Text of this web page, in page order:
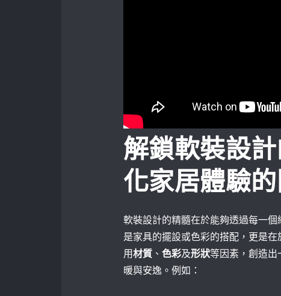
解鎖軟裝設
化家居體驗
軟裝設計的精髓在於能夠透過每一
是家具的擺設或色彩的搭配，更是
用材質 、 色彩及形狀等因素，創造出
暖與安逸。例如：